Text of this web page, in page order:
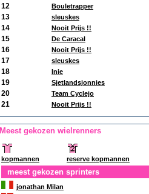
12 Bouletrapper
13 sleuskes
14 Nooit Prijs !!
15 De Caracal
16 Nooit Prijs !!
17 sleuskes
18 Inie
19 Sjetlandsjonnies
20 Team Cyclejo
21 Nooit Prijs !!
Meest gekozen wielrenners
kopmannen reserve kopmannen
meest gekozen sprinters
jonathan Milan